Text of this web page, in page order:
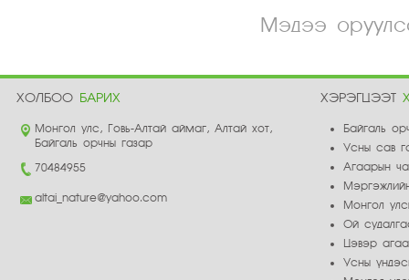
Мэдээ
ХОЛБОО БАРИХ
Монгол улс, Говь-Алтай аймаг, Алтай хот,
Байгаль орчны газар
70484955
altai_nature@yahoo.com
ХЭРЭГЦЭЭТ
Байгаль
Усны сав
Агаарын
Монгол
Ой
Цэвэр
Усны